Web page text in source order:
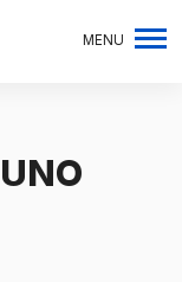
MENU